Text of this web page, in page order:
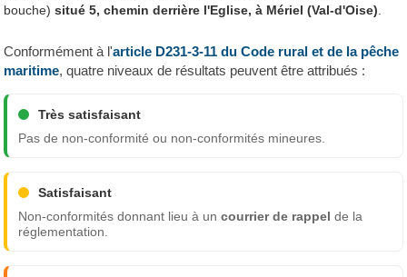
bouche) situé 5, chemin derrière l'Eglise, à Mériel (Val-d'Oise)
Conformément à l'article D231-3-11 du Code rural et de la pêche
maritime, quatre niveaux de résultats peuvent être attribués :
Très satisfaisant
Pas de non-conformité ou non-conformités mineures.
Satisfaisant
Non-conformités donnant lieu à uncourrier de rappel de la
réglementation.